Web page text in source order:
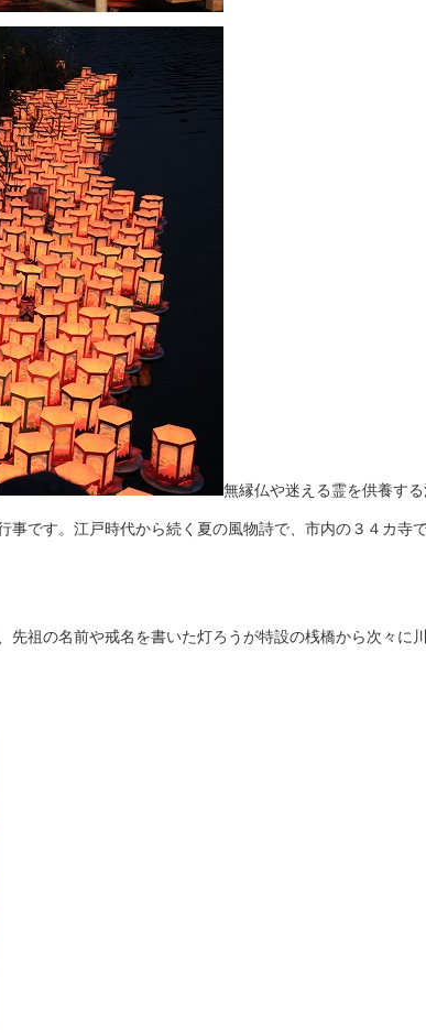
無縁仏や迷える霊を供養す
です。江戸時代から続く夏の風物詩で、市内の３４カ寺
祖の名前や戒名を書いた灯ろうが特設の桟橋から次々に